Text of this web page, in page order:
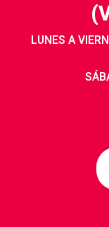
LUNES A